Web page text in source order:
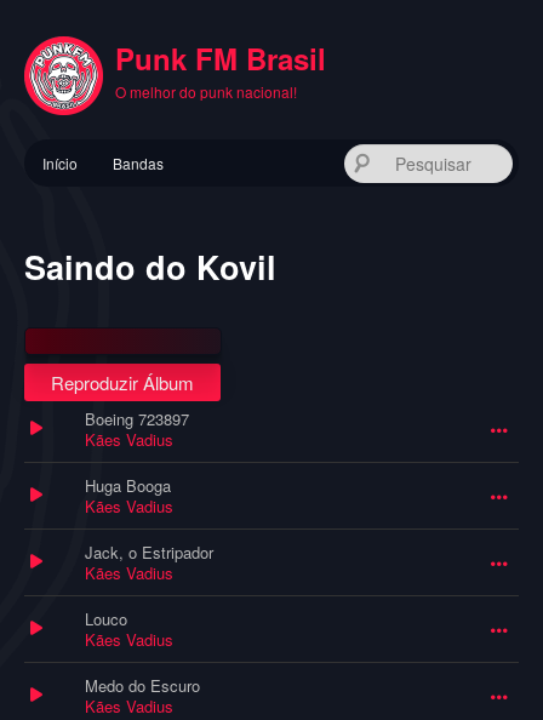
conteúdo
principal
Punk FM Brasil
O melhor do punk nacional!
principal
Início Bandas
Saindo do Kovil
Reproduzir Álbum
Boeing 723897
Kães Vadius
Huga Booga
Kães Vadius
Jack, o Estripador
Kães Vadius
Louco
Kães Vadius
Medo do Escuro
Kães Vadius